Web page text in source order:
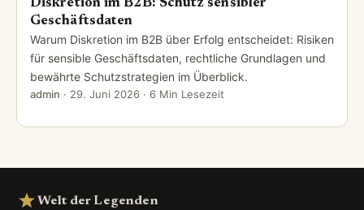
ALLGEMEIN
gezielt am Abend verbrauchen und den.